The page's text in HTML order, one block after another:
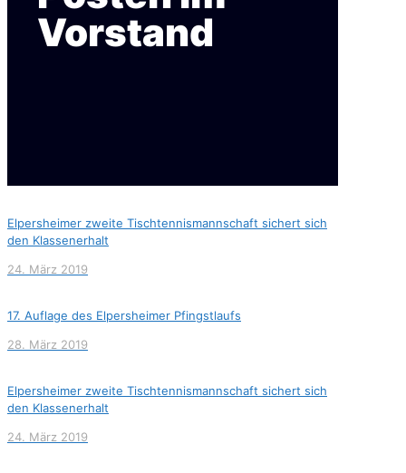
Vorstand
Elpersheimer zweite Tischtennismannschaft sichert sich
den Klassenerhalt
24. März 2019
17. Auflage des Elpersheimer Pfingstlaufs
28. März 2019
Elpersheimer zweite Tischtennismannschaft sichert sich
den Klassenerhalt
24. März 2019